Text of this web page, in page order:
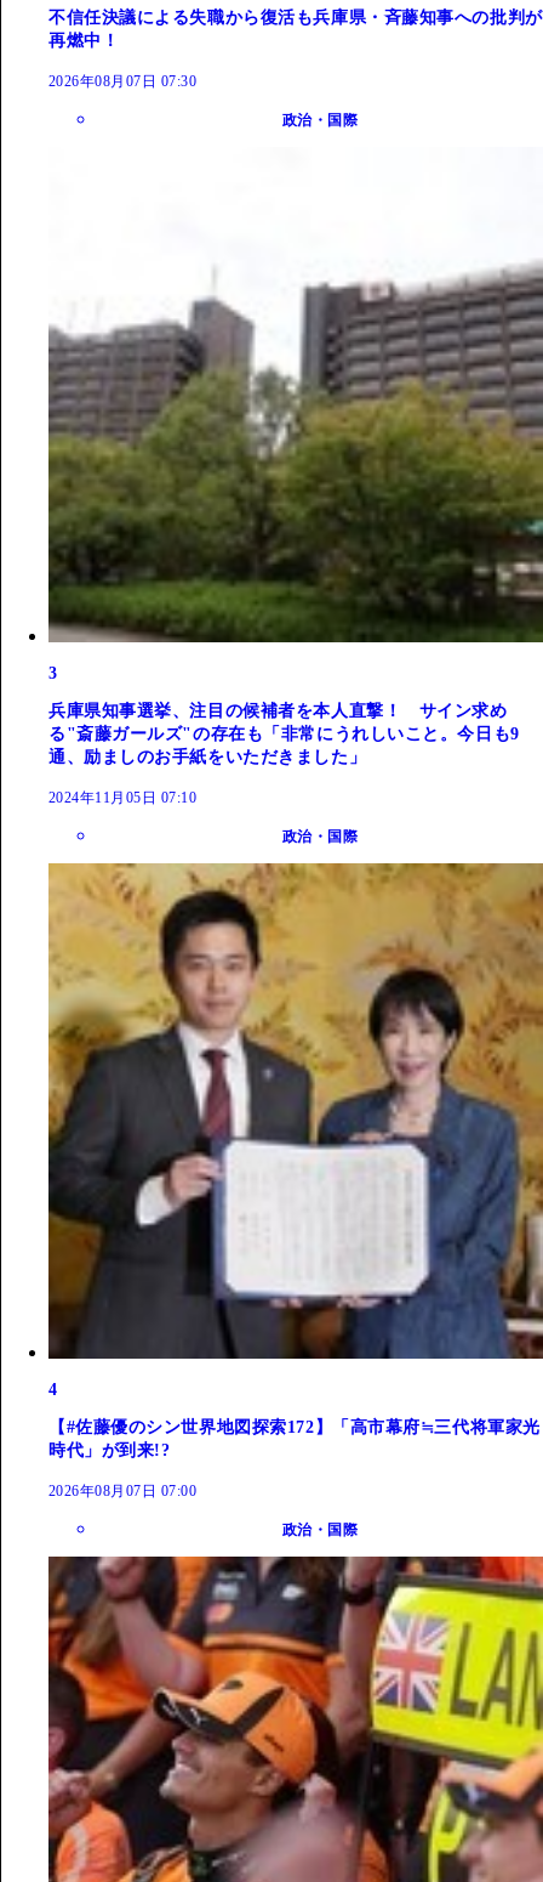
不信任決議による失職から復活も兵庫県・斉藤知事への批判が
再燃中！
2026年08月07日 07:30
政治・国際
3
兵庫県知事選挙、注目の候補者を本人直撃！ サイン求め
る"斎藤ガールズ"の存在も「非常にうれしいこと。今日も9
通、励ましのお手紙をいただきました」
2024年11月05日 07:10
政治・国際
4
【#佐藤優のシン世界地図探索172】「高市幕府≒三代将軍家光
時代」が到来!?
2026年08月07日 07:00
政治・国際